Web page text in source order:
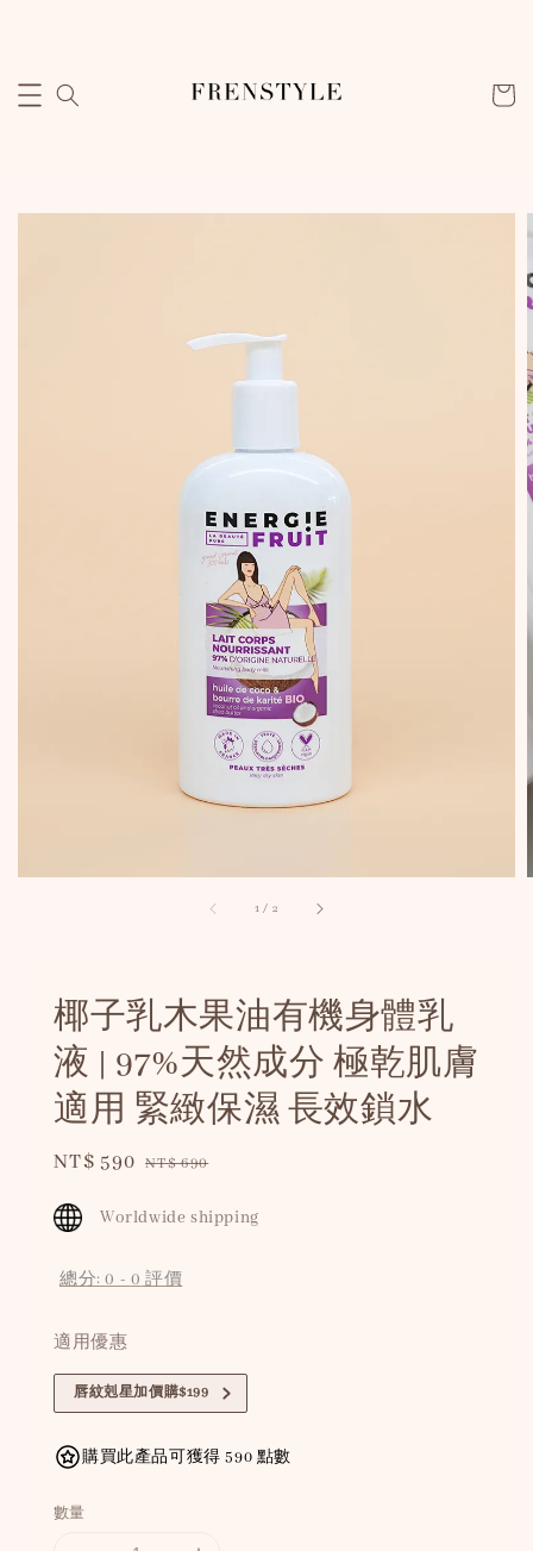
1 / 2
椰子乳木果油有機身體乳
液 | 97%天然成分 極乾肌膚
適用 緊緻保濕 長效鎖水
Sale
NT$ 590 Regular
NT$ 690
Worldwide shipping
總分:0 - 0 評價
適用優惠
唇紋剋星加價購$199
購買此產品可獲得 590 點數
數量